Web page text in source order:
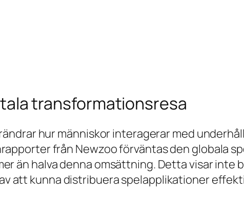
transformationsresa
hur människor interagerar med
från Newzooförväntas den globala
än halva denna omsättning. Detta visar inte
att kunna distribuera spelapplikationer